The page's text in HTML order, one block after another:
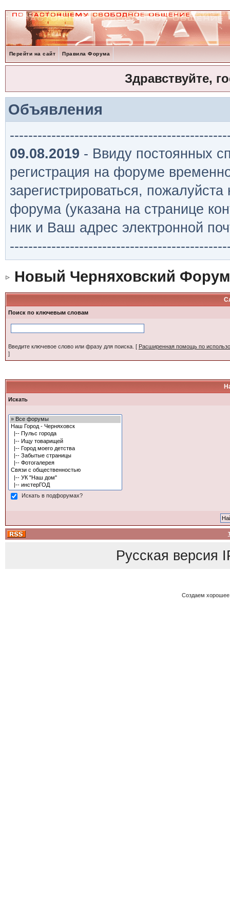
Перейти на сайт Правила Форума
Здравствуйте,
Объявления
09.08.2019 - Ввиду постоянных
регистрация на форуме
зарегистрироваться,
форума (указана на странице
ник и Ваш адрес электронной
Новый Черняховский Форум
Поиск по ключевым словам
Введите ключевое слово или фразу для поиска. [ Расширенная помощь по
]
Искать
Искать в подфорумах?
Русская версия
Создаем